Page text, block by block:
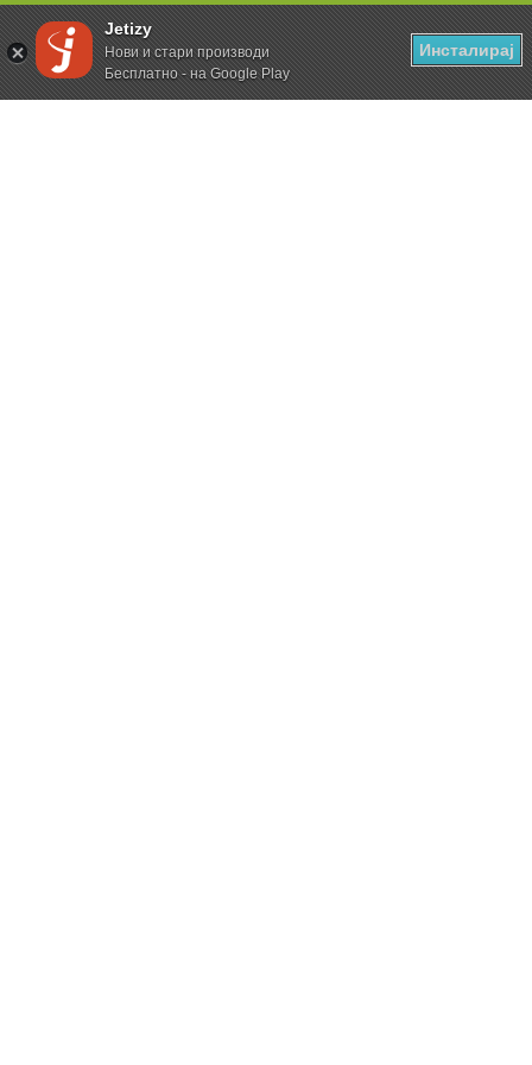
Jetizy
Нови и стари производи
Бесплатно - на Google Play
Инсталирај